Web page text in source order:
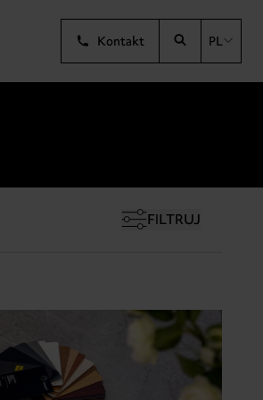
Kontakt PL
FILTRUJ